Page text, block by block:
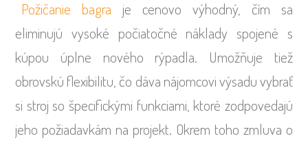
Požičanie bagra je cenovo výhodný, čím sa
eliminujú vysoké počiatočné náklady spojené s
kúpou úplne nového rýpadla. Umožňuje tiež
obrovskú flexibilitu, čo dáva nájomcovi výsadu vybrať
si stroj so špecifickými funkciami, ktoré zodpovedajú
jeho požiadavkám na projekt. Okrem toho zmluva o